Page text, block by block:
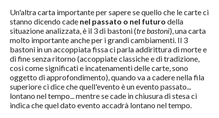
Un'altra carta importante per sapere se quello che le carte ci
stanno dicendo cade nel passato o nel futuro della
situazione analizzata, è il 3 di bastoni (tre bastoni), una carta
molto importante anche per i grandi cambiamenti. Il 3
bastoni in un accoppiata fissa ci parla addirittura di morte e
di fine senza ritorno (accoppiate classiche e di tradizione,
così come significati e incatenamenti delle carte, sono
oggetto di approfondimento), quando va a cadere nella fila
superiore ci dice che quell'evento è un evento passato...
lontano nel tempo... mentre se cade in chiusura di stesa ci
indica che quel dato evento accadrà lontano nel tempo.